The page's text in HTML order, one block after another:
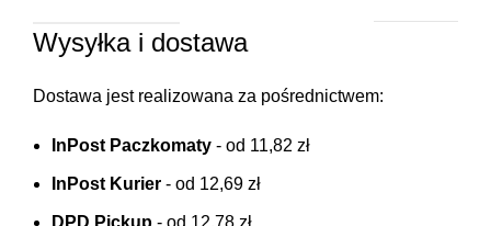
Wysyłka i dostawa
Dostawa jest realizowana za pośrednictwem:
InPost Paczkomaty - od 11,82 zł
InPost Kurier - od 12,69 zł
DPD Pickup - od 12,78 zł